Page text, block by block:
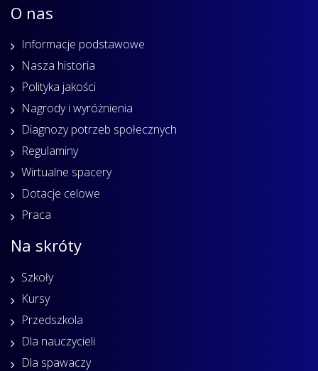
O nas
Informacje podstawowe
Nasza historia
Polityka jakości
Nagrody i wyróżnienia
Diagnozy potrzeb społecznych
Regulaminy
Wirtualne spacery
Dotacje celowe
Praca
Na skróty
Szkoły
Kursy
Przedszkola
Dla nauczycieli
Dla spawaczy